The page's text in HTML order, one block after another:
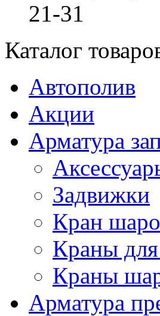
21-31
Каталог
Автополив
Акции
Арматура
Задвижки
Кран
Краны
Краны
Арматура